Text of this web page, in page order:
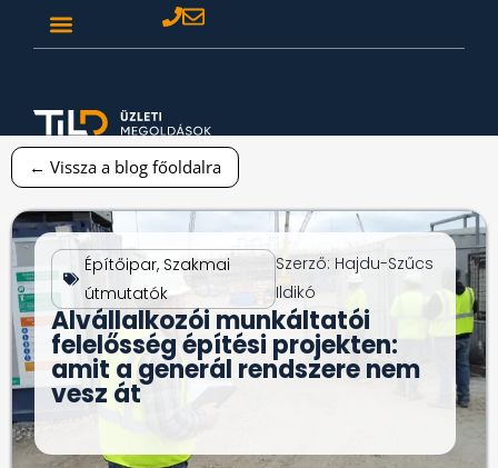
← Vissza a blog főoldalra
Építőipar, Szakmai
útmutatók
Szerző: Hajdu-Szűcs
Ildikó
Alvállalkozói munkáltatói
felelősség építési projekten:
amit a generál rendszere nem
vesz át